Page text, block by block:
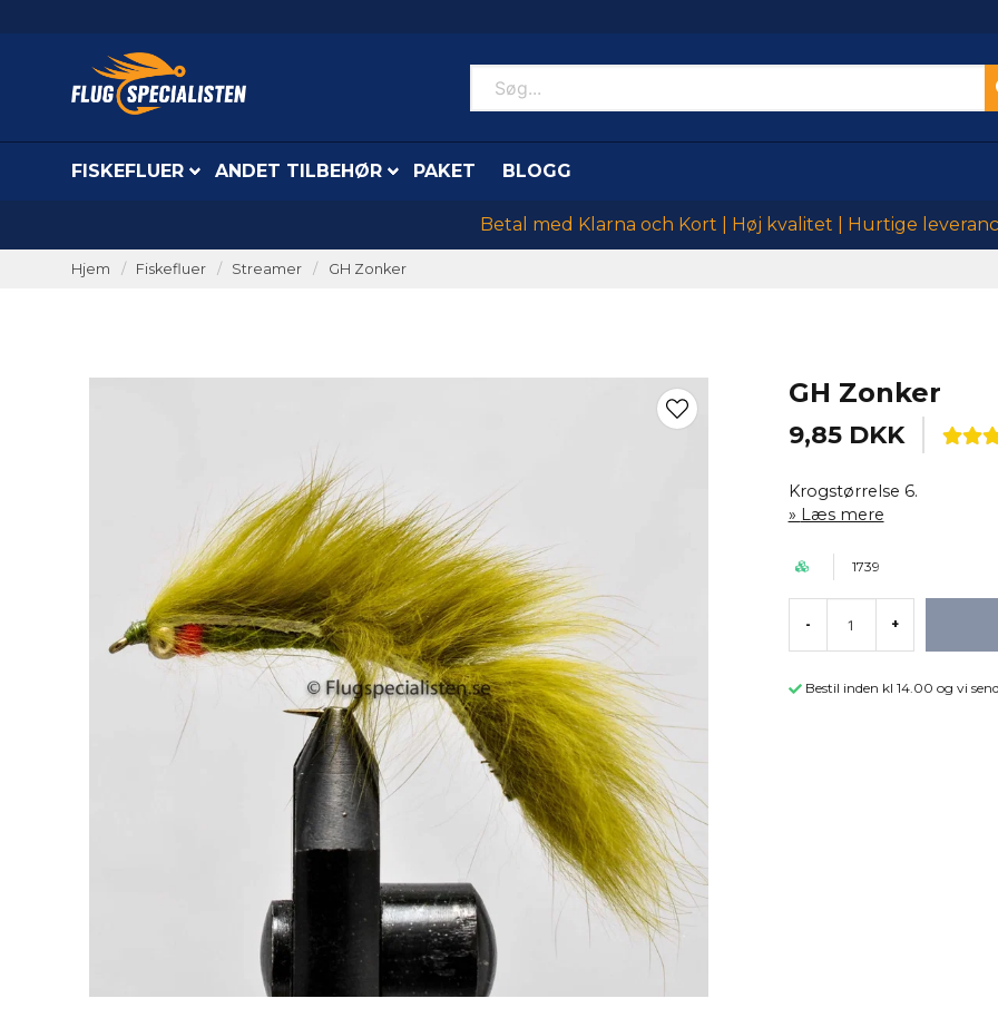
FISKEFLUER ANDET TILBEHØR PAKET BLOGG
Betal med Klarna och Kort | Høj kvalitet | Hurtige
Hjem Fiskefluer Streamer GH Zonker
GH Zonker
9,85 DKK
Krogstørrelse 6.
Læs mere
1739
- +
Bestil inden kl 14.00 og vi